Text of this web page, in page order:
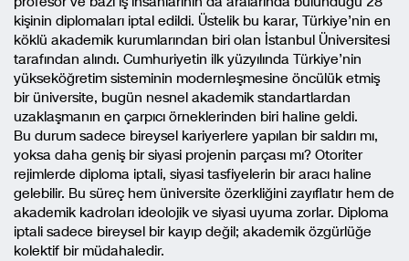
kişinin diplomaları iptal edildi. Üstelik bu karar, Türkiye’nin en
köklü akademik kurumlarından biri olan İstanbul Üniversitesi
tarafından alındı. Cumhuriyetin ilk yüzyılında Türkiye’nin
yükseköğretim sisteminin modernleşmesine öncülük etmiş
bir üniversite, bugün nesnel akademik standartlardan
uzaklaşmanın en çarpıcı örneklerinden biri haline geldi.
Bu durum sadece bireysel kariyerlere yapılan bir saldırı mı,
yoksa daha geniş bir siyasi projenin parçası mı? Otoriter
rejimlerde diploma iptali, siyasi tasfiyelerin bir aracı haline
gelebilir. Bu süreç hem üniversite özerkliğini zayıflatır hem de
akademik kadroları ideolojik ve siyasi uyuma zorlar. Diploma
iptali sadece bireysel bir kayıp değil; akademik özgürlüğe
kolektif bir müdahaledir.